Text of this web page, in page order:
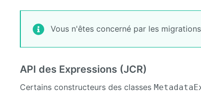
Vous n'êtes concerné par les
API des Expressions (JCR)
Certains constructeurs des classes